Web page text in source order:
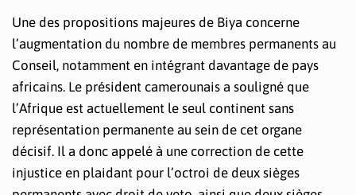
Une des propositions majeures de Biya concerne
l’augmentation du nombre de membres permanents au
Conseil, notamment en intégrant davantage de pays
africains. Le président camerounais a souligné que
l’Afrique est actuellement le seul continent sans
représentation permanente au sein de cet organe
décisif. Il a donc appelé à une correction de cette
injustice en plaidant pour l’octroi de deux sièges